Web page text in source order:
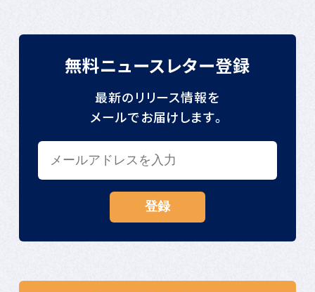
無料ニュースレター登録
最新のリリース情報を
メールでお届けします。